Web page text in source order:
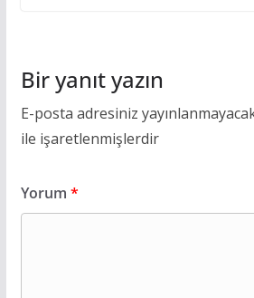
Bir yanıt yazın
E-posta adresiniz
ile işaretlenmişlerdir
Yorum *